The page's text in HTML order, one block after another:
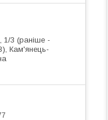
1/3 (раніше -
Кам'янець-